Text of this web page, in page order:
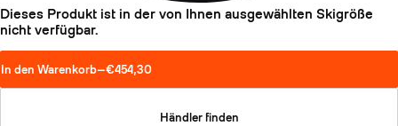
Dieses Produkt ist in der von Ihnen ausgewählten Skigröße
nicht verfügbar.
In den Warenkorb—€454,30
Händler finden